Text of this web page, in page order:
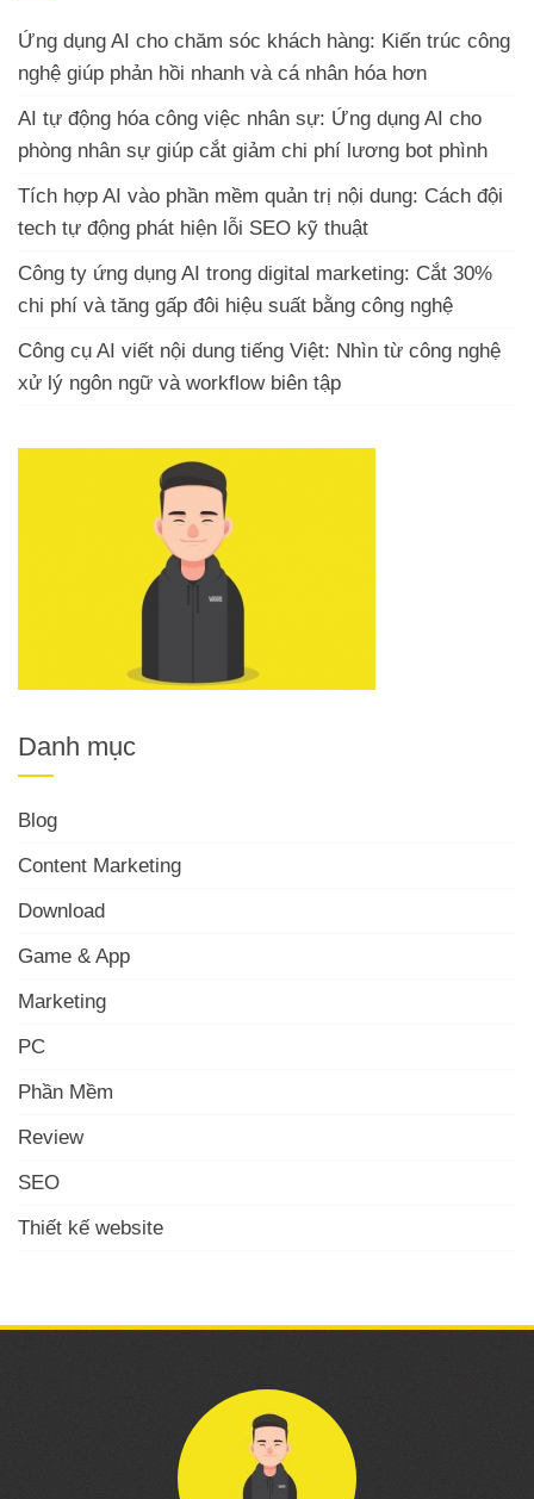
Ứng dụng AI cho chăm sóc khách hàng: Kiến trúc công
nghệ giúp phản hồi nhanh và cá nhân hóa hơn
AI tự động hóa công việc nhân sự: Ứng dụng AI cho
phòng nhân sự giúp cắt giảm chi phí lương bot phình
Tích hợp AI vào phần mềm quản trị nội dung: Cách đội
tech tự động phát hiện lỗi SEO kỹ thuật
Công ty ứng dụng AI trong digital marketing: Cắt 30%
chi phí và tăng gấp đôi hiệu suất bằng công nghệ
Công cụ AI viết nội dung tiếng Việt: Nhìn từ công nghệ
xử lý ngôn ngữ và workflow biên tập
Danh mục
Blog
Content Marketing
Download
Game & App
Marketing
PC
Phần Mềm
Review
SEO
Thiết kế website